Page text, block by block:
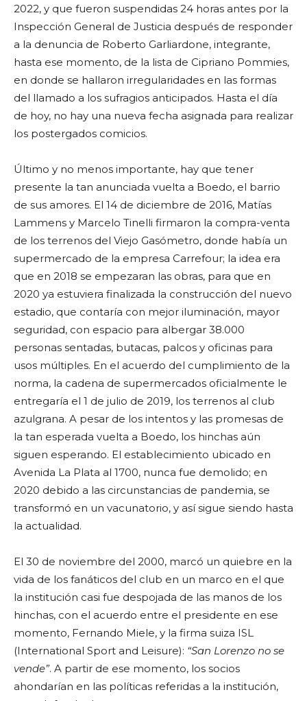
2022, y que fueron suspendidas 24 horas antes por la
Inspección General de Justicia después de responder
a la denuncia de Roberto Garliardone, integrante,
hasta ese momento, de la lista de Cipriano Pommies,
en donde se hallaron irregularidades en las formas
del llamado a los sufragios anticipados. Hasta el día
de hoy, no hay una nueva fecha asignada para realizar
los postergados comicios.
Último y no menos importante, hay que tener
presente la tan anunciada vuelta a Boedo, el barrio
de sus amores. El 14 de diciembre de 2016, Matías
Lammens y Marcelo Tinelli firmaron la compra-venta
de los terrenos del Viejo Gasómetro, donde había un
supermercado de la empresa Carrefour; la idea era
que en 2018 se empezaran las obras, para que en
2020 ya estuviera finalizada la construcción del nuevo
estadio, que contaría con mejor iluminación, mayor
seguridad, con espacio para albergar 38.000
personas sentadas, butacas, palcos y oficinas para
usos múltiples. En el acuerdo del cumplimiento de la
norma, la cadena de supermercados oficialmente le
entregaría el 1 de julio de 2019, los terrenos al club
azulgrana. A pesar de los intentos y las promesas de
la tan esperada vuelta a Boedo, los hinchas aún
siguen esperando. El establecimiento ubicado en
Avenida La Plata al 1700, nunca fue demolido; en
2020 debido a las circunstancias de pandemia, se
transformó en un vacunatorio, y así sigue siendo hasta
la actualidad.
El 30 de noviembre del 2000, marcó un quiebre en la
vida de los fanáticos del club en un marco en el que
la institución casi fue despojada de las manos de los
hinchas, con el acuerdo entre el presidente en ese
momento, Fernando Miele, y la firma suiza ISL
(International Sport and Leisure): “San Lorenzo no se
vende”. A partir de ese momento, los socios
ahondarían en las políticas referidas a la institución,